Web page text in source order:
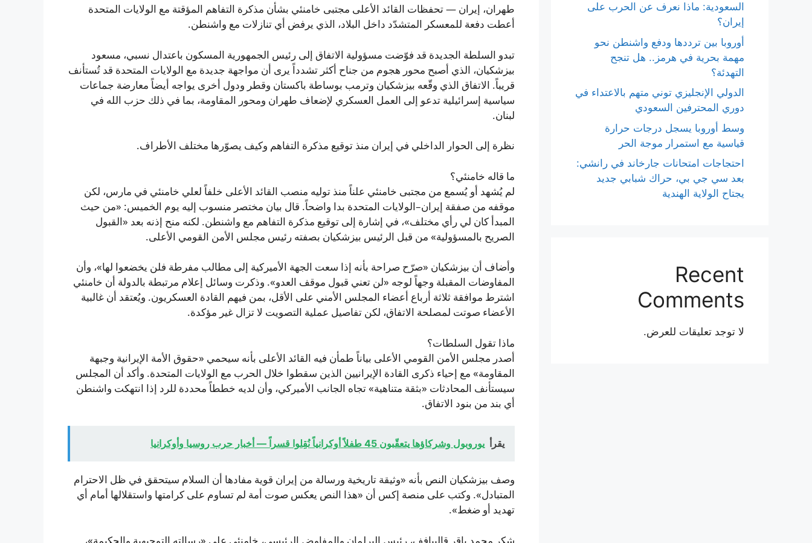
طهران، إيران — تحفظات القائد الأعلى مجتبى خامنئي بشأن مذكرة التفاهم المؤقتة مع الولايات المتحدة
أعطت دفعة للمعسكر المتشدّد داخل البلاد، الذي يرفض أي تنازلات مع واشنطن.
تبدو السلطة الجديدة قد فوّضت مسؤولية الاتفاق إلى رئيس الجمهورية المسكون باعتدال نسبي، مسعود
بيزشكيان، الذي أصبح محور هجوم من جناح أكثر تشدداً يرى أن مواجهة جديدة مع الولايات المتحدة قد تُستأنف
قريباً. الاتفاق الذي وقّعه بيزشكيان وترمب بوساطة باكستان وقطر ودول أخرى يواجه أيضاً معارضة جماعات
سياسية إسرائيلية تدعو إلى العمل العسكري لإضعاف طهران ومحور المقاومة، بما في ذلك حزب الله في
لبنان.
نظرة إلى الحوار الداخلي في إيران منذ توقيع مذكرة التفاهم وكيف يصوّرها مختلف الأطراف.
ما قاله خامنئي؟
لم يُشهد أو يُسمع من مجتبى خامنئي علناً منذ توليه منصب القائد الأعلى خلفاً لعلي خامنئي في مارس، لكن
موقفه من صفقة إيران–الولايات المتحدة بدا واضحاً. قال بيان مختصر منسوب إليه يوم الخميس: «من حيث
المبدأ كان لي رأي مختلف»، في إشارة إلى توقيع مذكرة التفاهم مع واشنطن. لكنه منح إذنه بعد «القبول
الصريح بالمسؤولية» من قبل الرئيس بيزشكيان بصفته رئيس مجلس الأمن القومي الأعلى.
وأضاف أن بيزشكيان «صرّح صراحة بأنه إذا سعت الجهة الأميركية إلى مطالب مفرطة فلن يخضعوا لها»، وأن
المفاوضات المقبلة وجهاً لوجه «لن تعني قبول موقف العدو». وذكرت وسائل إعلام مرتبطة بالدولة أن خامنئي
اشترط موافقة ثلاثة أرباع أعضاء المجلس الأمني على الأقل، بمن فيهم القادة العسكريون. ويُعتقد أن غالبية
الأعضاء صوتت لمصلحة الاتفاق، لكن تفاصيل عملية التصويت لا تزال غير مؤكدة.
ماذا تقول السلطات؟
أصدر مجلس الأمن القومي الأعلى بياناً طمأن فيه القائد الأعلى بأنه سيحمي «حقوق الأمة الإيرانية وجبهة
المقاومة» مع إحياء ذكرى القادة الإيرانيين الذين سقطوا خلال الحرب مع الولايات المتحدة. وأكد أن المجلس
سيستأنف المحادثات «بثقة متناهية» تجاه الجانب الأميركي، وأن لديه خططاً محددة للرد إذا انتهكت واشنطن
أي بند من بنود الاتفاق.
يقرأ يوروبول وشركاؤها يتعقّبون 45 طفلاً أوكرانياً نُقِلوا قسراً — أخبار حرب روسيا وأوكرانيا
وصف بيزشكيان النص بأنه «وثيقة تاريخية ورسالة من إيران قوية مفادها أن السلام سيتحقق في ظل الاحترام
المتبادل». وكتب على منصة إكس أن «هذا النص يعكس صوت أمة لم تساوم على كرامتها واستقلالها أمام أي
تهديد أو ضغط».
شكر محمد باقر قاليبافف، رئيس البرلمان والمفاوض الرئيسي، خامنئي على «رسالته التوجيهية والحكيمة»،
السعودية: ماذا نعرف عن الحرب على
إيران؟
أوروبا بين ترددها ودفع واشنطن نحو
مهمة بحرية في هرمز.. هل تنجح
التهدئة؟
الدولي الإنجليزي توني متهم بالاعتداء في
دوري المحترفين السعودي
وسط أوروبا يسجل درجات حرارة
قياسية مع استمرار موجة الحر
احتجاجات امتحانات جارخاند في رانشي:
بعد سي جي بي، حراك شبابي جديد
يجتاح الولاية الهندية
Recent
Comments
لا توجد تعليقات للعرض.